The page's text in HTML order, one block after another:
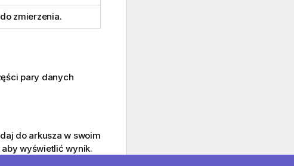
do zmierzenia.
pary danych
do arkusza w swoim
wyświetlić wynik.